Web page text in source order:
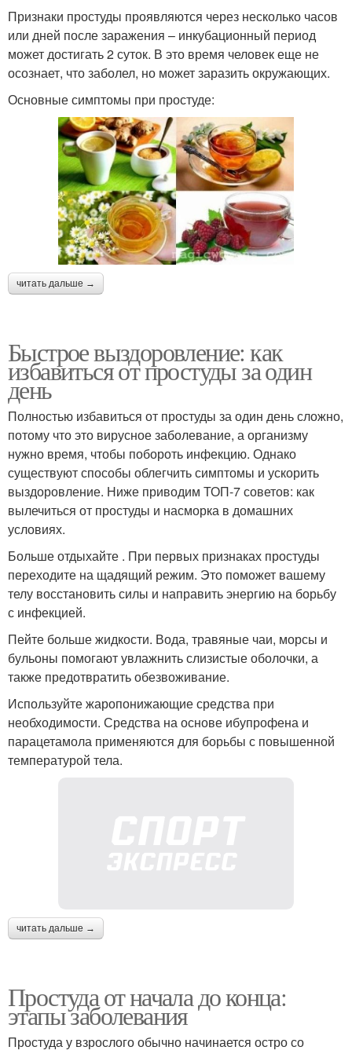
Признаки простуды проявляются через несколько часов
или дней после заражения – инкубационный период
может достигать 2 суток. В это время человек еще не
осознает, что заболел, но может заразить окружающих.
Основные симптомы при простуде:
читать дальше →
Быстрое выздоровление: как
избавиться от простуды за один
день
Полностью избавиться от простуды за один день сложно,
потому что это вирусное заболевание, а организму
нужно время, чтобы побороть инфекцию. Однако
существуют способы облегчить симптомы и ускорить
выздоровление. Ниже приводим ТОП-7 советов: как
вылечиться от простуды и насморка в домашних
условиях.
Больше отдыхайте . При первых признаках простуды
переходите на щадящий режим. Это поможет вашему
телу восстановить силы и направить энергию на борьбу
с инфекцией.
Пейте больше жидкости. Вода, травяные чаи, морсы и
бульоны помогают увлажнить слизистые оболочки, а
также предотвратить обезвоживание.
Используйте жаропонижающие средства при
необходимости. Средства на основе ибупрофена и
парацетамола применяются для борьбы с повышенной
температурой тела.
читать дальше →
Простуда от начала до конца:
этапы заболевания
Простуда у взрослого обычно начинается остро со